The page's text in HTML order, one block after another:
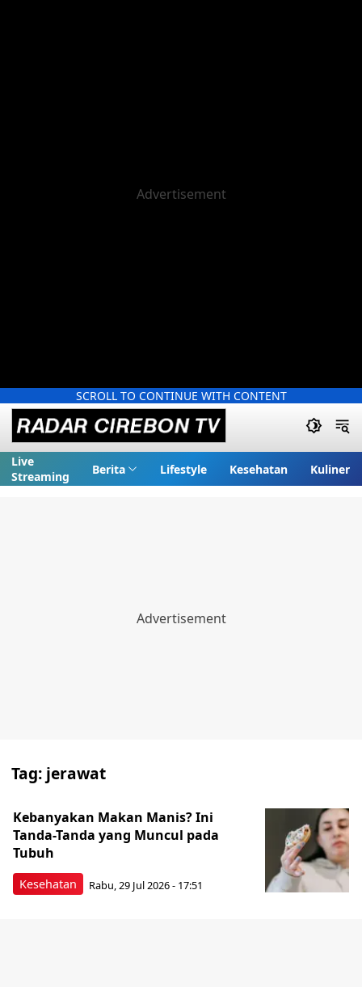
SCROLL TO CONTINUE WITH CONTENT
Live
Streaming
Berita Lifestyle Kesehatan Kuliner
Tag: jerawat
Kesehatan
Kebanyakan Makan Manis? Ini
Tanda-Tanda yang Muncul pada
Tubuh
Rabu, 29 Jul 2026 - 17:51